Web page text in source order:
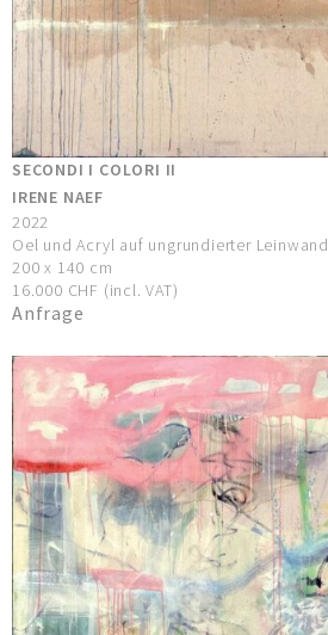
SECONDI I COLORI II
IRENE NAEF
2022
Oel und Acryl auf ungrundierter Leinwand
200 x 140 cm
16.000 CHF (incl. VAT)
Anfrage